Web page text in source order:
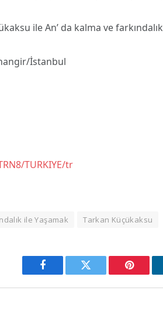
ile An’ da kalma ve
İstanbul
TURKIYE/tr
ile Yaşamak Tarkan Küçükaksu
Facebook Twitter